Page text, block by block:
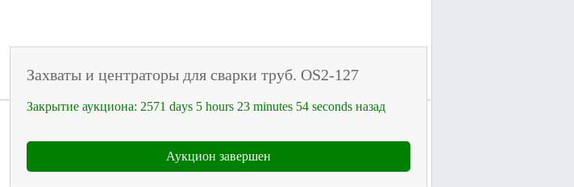
Захваты и центраторы для сварки труб. OS2-127
Закрытие аукциона: 2571 days 5 hours 23 minutes 54 seconds назад
Аукцион завершен